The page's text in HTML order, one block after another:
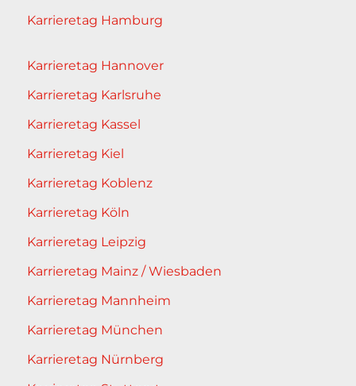
Karrieretag Hamburg
Karrieretag Hannover
Karrieretag Karlsruhe
Karrieretag Kassel
Karrieretag Kiel
Karrieretag Koblenz
Karrieretag Köln
Karrieretag Leipzig
Karrieretag Mainz / Wiesbaden
Karrieretag Mannheim
Karrieretag München
Karrieretag Nürnberg